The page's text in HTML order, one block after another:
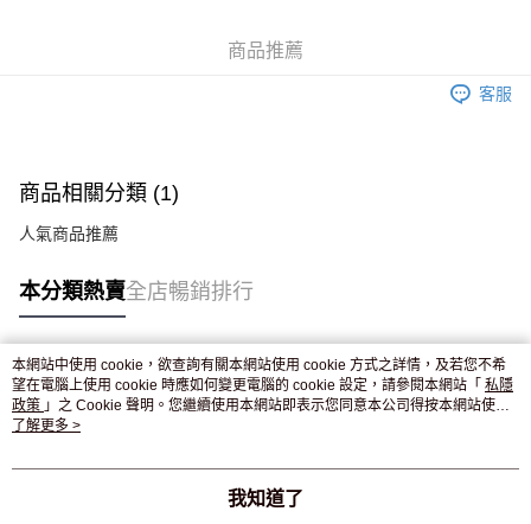
付款後門市自取，訂單確認後2-4個工作天到店，7天內取。逾期後
商品推薦
客服
商品相關分類 (1)
人氣商品推薦
本分類熱賣全店暢銷排行
熱門標籤
熱銷排行
本網站中使用 cookie，欲查詢有關本網站使用 cookie 方式之詳情，及若您不希
望在電腦上使用 cookie 時應如何變更電腦的 cookie 設定，請參閱本網站「 私隱
政策 」之 Cookie 聲明。您繼續使用本網站即表示您同意本公司得按本網站使用
條款之 Cookie 聲明使用 cookie。
了解更多 >
我知道了